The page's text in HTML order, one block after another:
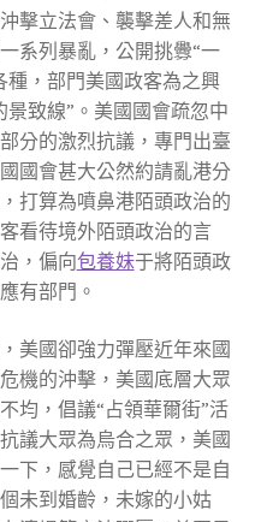
擊立法會、襲擊差人和無
系列暴亂，公開挑釁“一
，部門美國政客為之興
景致線”。美國國會疏忽中
分的激烈抗議，專門出臺
國會甚大公然約請亂港分
打算為噴鼻港陌頭政治的
看待境外陌頭政治的言
，偏向包養妹于將陌頭政
有部門。
美國卻強力彈壓近年來國
機的沖擊，美國底層大眾
均，倡議“占領華爾街”活
議大眾為烏合之眾，美國
下，感覺自己已經不是自
未到婚齡，未嫁的小姑